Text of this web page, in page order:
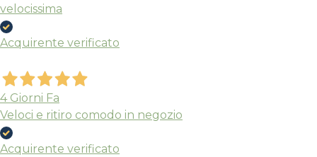
velocissima
Acquirente verificato
4 Giorni Fa
Veloci e ritiro comodo in negozio
Acquirente verificato